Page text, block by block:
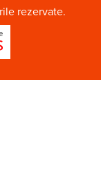
rezervate.